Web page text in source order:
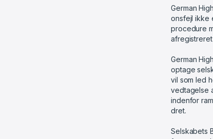
German
onsfejl ikke
procedure
German
optage
vil som led
vedtagelse
indenfor
dret.
Selskabets